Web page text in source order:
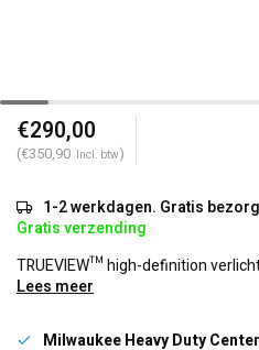
€290,00
(€350,90 Incl. btw)
1-2 werkdagen. Gratis
Gratis verzending
TRUEVIEW™ high-definition
Lees meer
Milwaukee Heavy Duty Center